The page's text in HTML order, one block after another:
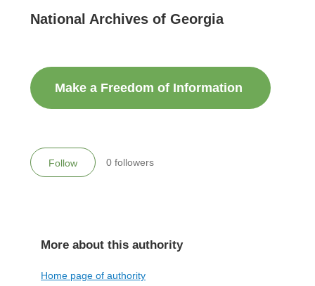
National Archives of Georgia
Make a Freedom of Information
Follow 0 followers
More about this authority
Home page of authority